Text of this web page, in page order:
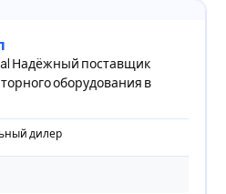
Надёжный поставщик
оборудования в
дилер